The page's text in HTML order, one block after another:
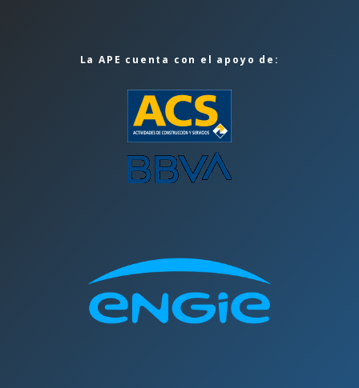
La APE cuenta con el apoyo de: